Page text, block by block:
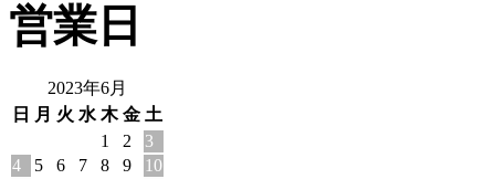
営業日
2023年6月
日
月 火 水 木 金 土
1
2
3
4
5 6 7 8 9
10